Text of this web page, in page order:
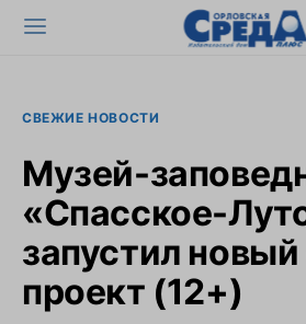
СВЕЖИЕ НОВОСТИ
Музей-
«Спасское-
запустил
проект (12+)